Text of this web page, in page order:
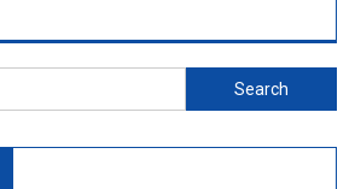
Pernah
Lekang
Oleh
Search
for: